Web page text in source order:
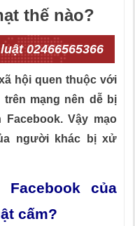
thế nào?
02466565366
hội quen thuộc với
trên mạng nên dễ bị
Vậy mạo
người khác bị xử
của
cấm?